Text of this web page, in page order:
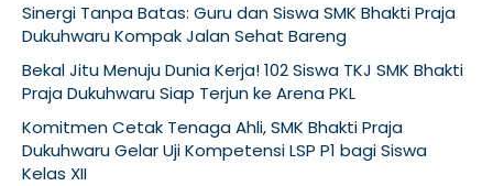
Sinergi Tanpa Batas: Guru dan Siswa SMK Bhakti Praja
Dukuhwaru Kompak Jalan Sehat Bareng
Bekal Jitu Menuju Dunia Kerja! 102 Siswa TKJ SMK Bhakti
Praja Dukuhwaru Siap Terjun ke Arena PKL
Komitmen Cetak Tenaga Ahli, SMK Bhakti Praja
Dukuhwaru Gelar Uji Kompetensi LSP P1 bagi Siswa
Kelas XII